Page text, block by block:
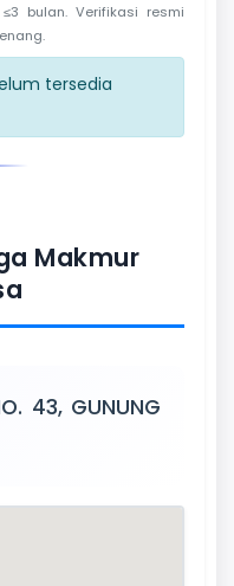
bulan. Verifikasi resmi
tersedia
Makmur
43, GUNUNG